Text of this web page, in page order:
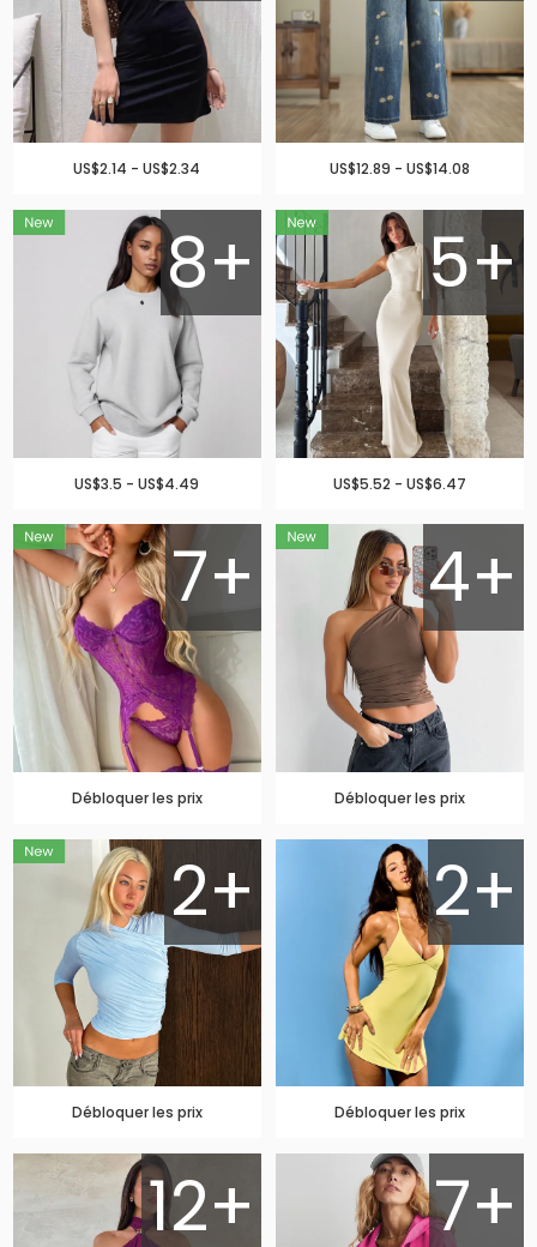
US$2.14 - US$2.34 US$12.89 - US$14.08
8+
US$3.5 - US$4.49
5+
US$5.52 - US$6.47
7+
Débloquer les prix
4+
Débloquer les prix
2+
Débloquer les prix
2+
Débloquer les prix
12+ 7+